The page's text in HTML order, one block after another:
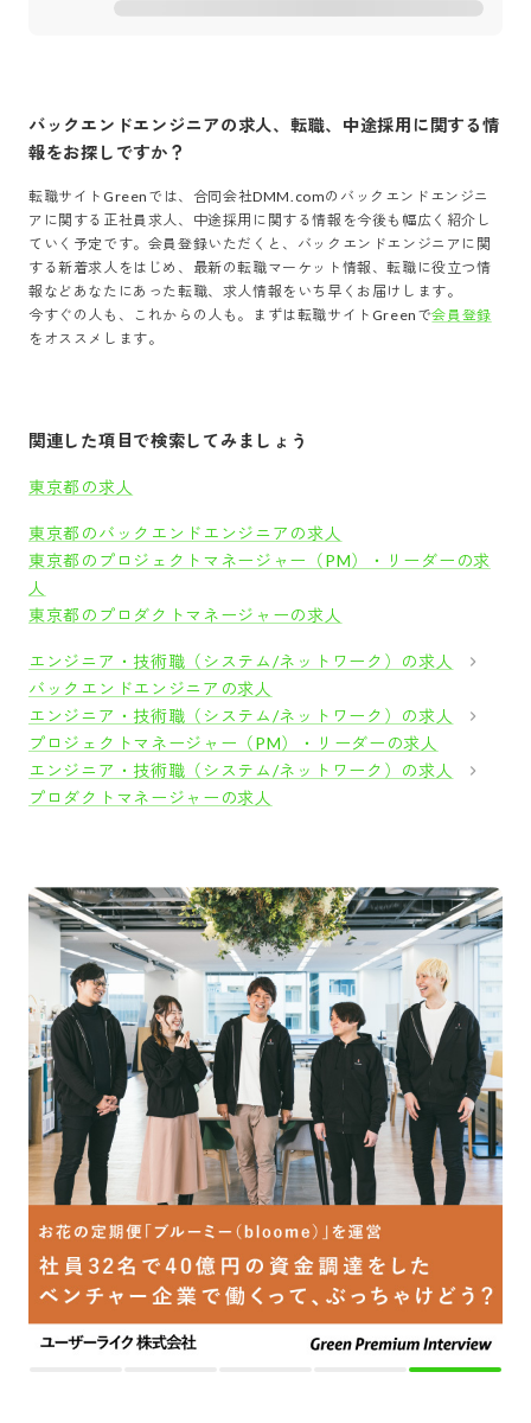
バックエンドエンジニアの求人、転職、中途採用に関する情
報をお探しですか？
転職サイトGreenでは、 合同会社DMM.comの バックエンドエンジニ
ア に関する正社員求人、中途採用に関する情報を今後も幅広く紹介し
ていく予定です。会員登録いただくと、 バックエンドエンジニア に関
する新着求人をはじめ、最新の転職マーケット情報、転職に役立つ情
報などあなたにあった転職、求人情報をいち早くお届けします。
今すぐの人も、これからの人も。まずは転職サイトGreenで会員登録
をオススメします。
関連した項目で検索してみましょう
東京都の求人
東京都のバックエンドエンジニアの求人
東京都のプロジェクトマネージャー（PM）・リーダーの求
人
東京都のプロダクトマネージャーの求人
エンジニア・技術職（システム/ネットワーク）の求人
バックエンドエンジニアの求人
エンジニア・技術職（システム/ネットワーク）の求人
プロジェクトマネージャー（PM）・リーダーの求人
エンジニア・技術職（システム/ネットワーク）の求人
プロダクトマネージャーの求人